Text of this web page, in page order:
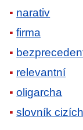
narativ
firma
relevantní
oligarcha
slovník